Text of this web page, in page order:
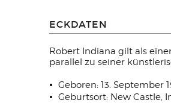
ECKDATEN
Robert Indiana gilt als
parallel zu seiner
Geboren: 13. September
Geburtsort: New Castle,